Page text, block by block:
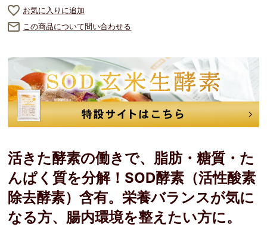
お気に入りに追加
この商品について問い合わせる
活きた酵素の働きで、脂肪・糖質・た
んぱく質を分解！SOD酵素（活性酸素
除去酵素）含有。栄養バランスが気に
なる方、腸内環境を整えたい方に。